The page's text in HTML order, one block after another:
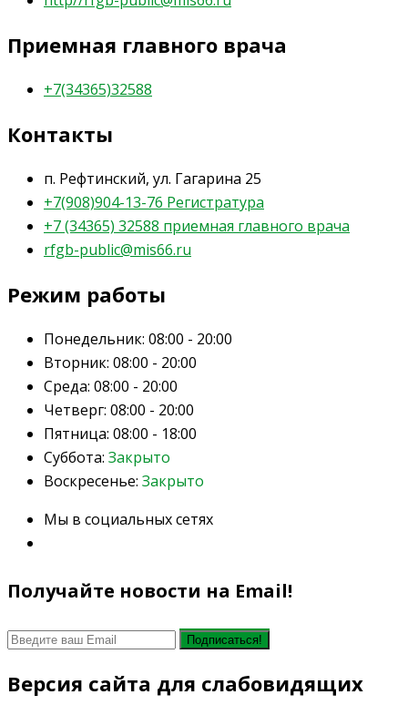
Приемная главного врача
+7(34365)32588
Контакты
п. Рефтинский, ул. Гагарина 25
+7(908)904-13-76 Регистратура
+7 (34365) 32588 приемная главного врача
rfgb-public@mis66.ru
Режим работы
Понедельник: 08:00 - 20:00
Вторник: 08:00 - 20:00
Среда: 08:00 - 20:00
Четверг: 08:00 - 20:00
Пятница: 08:00 - 18:00
Суббота: Закрыто
Воскресенье: Закрыто
Мы в социальных сетях
Получайте новости на Email!
Версия сайта для слабовидящих